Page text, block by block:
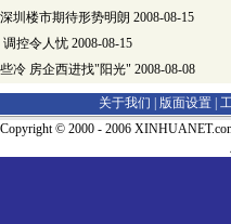
圳楼市期待形势明朗 2008-08-15
控令人忧 2008-08-15
冷 房企西进找"阳光" 2008-08-08
关于我们 | 版面设置
Copyright © 2000 - 2006